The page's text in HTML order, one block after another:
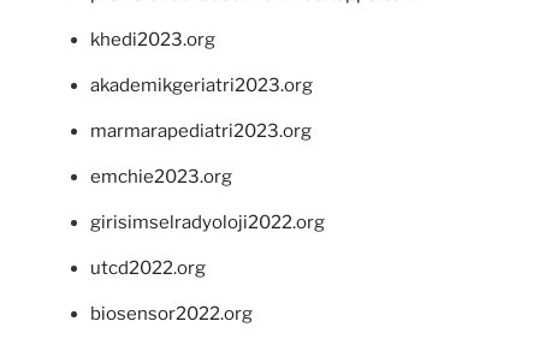
khedi2023.org
akademikgeriatri2023.org
marmarapediatri2023.org
emchie2023.org
girisimselradyoloji2022.org
utcd2022.org
biosensor2022.org